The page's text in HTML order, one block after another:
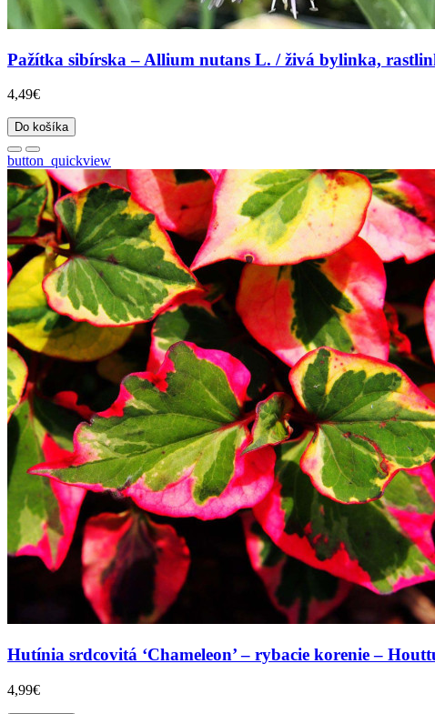
Pažítka sibírska – Allium nutans L. / živá bylinka,
4,49€
Do košíka
button_quickview
Hutínia srdcovitá ‘Chameleon’ – rybacie korenie –
4,99€